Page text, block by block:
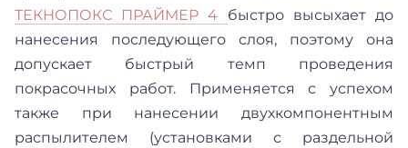
ТЕКНОПОКС ПРАЙМЕР 4 быстро высыхает до
нанесения последующего слоя, поэтому она
допускает быстрый темп проведения
покрасочных работ. Применяется с успехом
также при нанесении двухкомпонентным
распылителем (установками с раздельной